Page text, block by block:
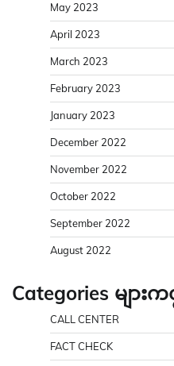
May 2023
April 2023
March 2023
February 2023
January 2023
December 2022
November 2022
October 2022
September 2022
August 2022
Categories မျာ
CALL CENTER
FACT CHECK